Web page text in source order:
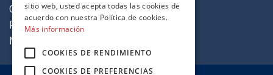
Quiénes somos
Política de cookies
Mapa del sitio
sitio web, usted acepta todas las cookies de
acuerdo con nuestra Política de cookies.
Más información
COOKIES DE RENDIMIENTO
COOKIES DE PREFERENCIAS